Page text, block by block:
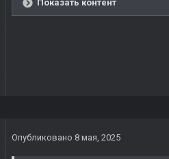
Показать контент
Опубликовано 8 мая, 2025